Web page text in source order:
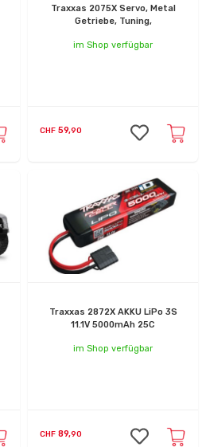
Traxxas 2075X Servo, Metal
Getriebe, Tuning,
im Shop verfügbar
CHF 59,90
Traxxas 2872X AKKU LiPo 3S
11.1V 5000mAh 25C
im Shop verfügbar
CHF 89,90